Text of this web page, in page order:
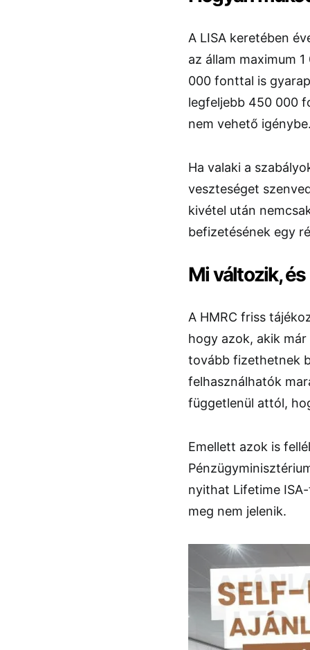
A LISA keretében
az állam maximum
000 fonttal is
legfeljebb 450 000
nem vehető
Ha valaki a
veszteséget
kivétel után
befizetésének egy
Mi változik,
A HMRC friss
hogy azok, akik
tovább fizethetnek
felhasználhatók
függetlenül attól,
Emellett azok is
nyithat Lifetime
meg nem jelenik.